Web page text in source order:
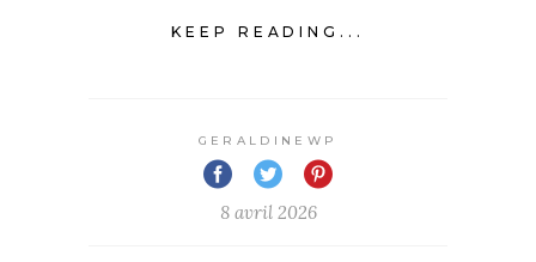
KEEP READING...
GERALDINEWP
8 avril 2026